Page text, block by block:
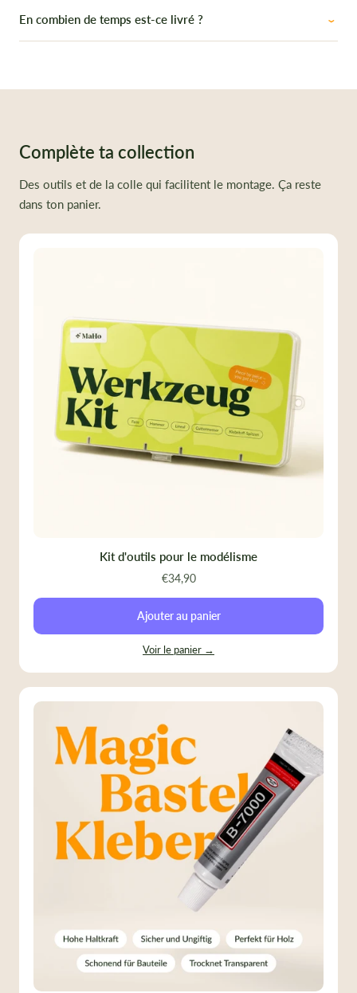
En combien de temps est-ce livré ?
Complète ta collection
Des outils et de la colle qui facilitent le montage. Ça reste
dans ton panier.
Kit d'outils pour le modélisme
€34,90
Ajouter au panier
Voir le panier →